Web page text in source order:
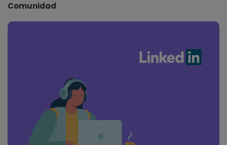
Comunidad